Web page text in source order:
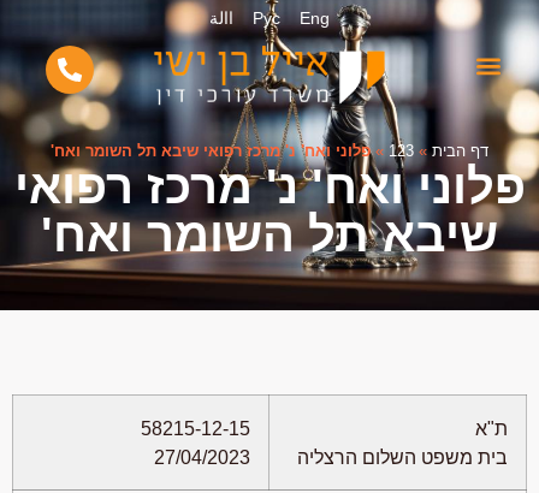
Eng
Рус االة
דף הבית»
123
»פלוני ואח' נ' מרכז רפואי שיבא תל השומר ואח'
פלוני ואח' נ' מרכז רפואי
שיבא תל השומר ואח'
ת"א
בית משפט השלום הרצליה
58215-12-15
27/04/2023